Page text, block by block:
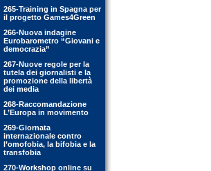
265-Training in Spagna per
il progetto Games4Green
266-Nuova indagine
Eurobarometro “Giovani e
democrazia”
267-Nuove regole per la
tutela dei giornalisti e la
promozione della libertà
dei media
268-Raccomandazione
L’Europa in movimento
269-Giornata
internazionale contro
l’omofobia, la bifobia e la
transfobia
270-Workshop online su